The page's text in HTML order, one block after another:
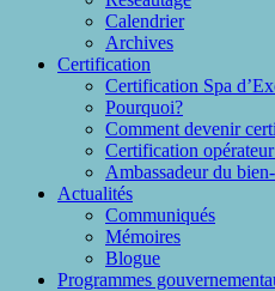
Calendrier
Archives
Certification
Certification Spa
Pourquoi?
Comment devenir
Certification opérateur
Ambassadeur du
Actualités
Communiqués
Mémoires
Blogue
Programmes